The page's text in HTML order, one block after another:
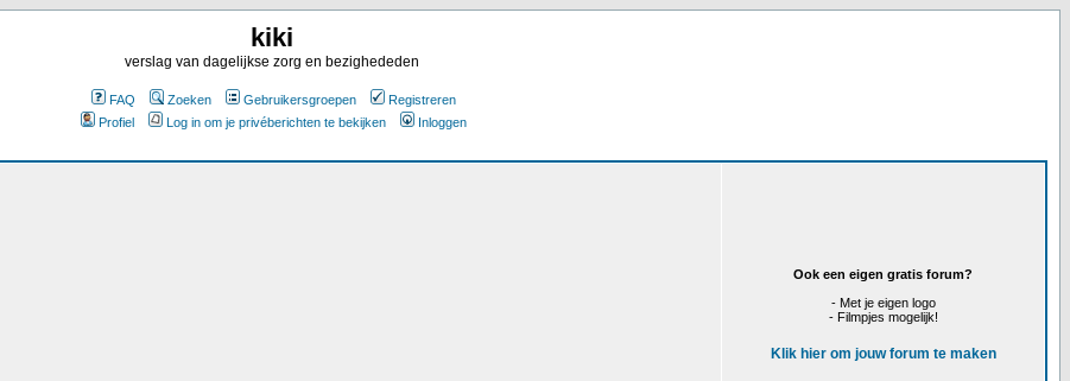
kiki
verslag van dagelijkse zorg en bezighededen
FAQ Zoeken Gebruikersgroepen
Registreren
Profiel
Log in om je privéberichten te bekijken Inloggen
Ook een eigen gratis forum?
- Met je eigen logo
- Filmpjes mogelijk!
Klik hier om jouw forum te maken